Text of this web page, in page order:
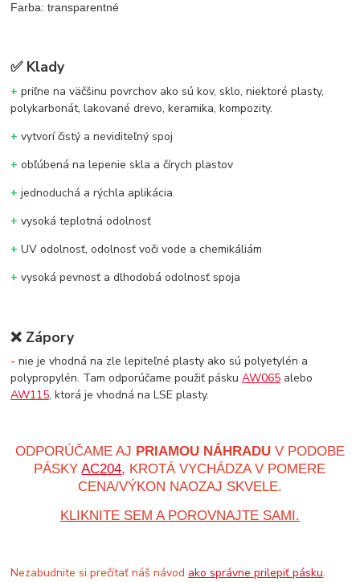
Farba: transparentné
✅ Klady
+ priľne na väčšinu povrchov ako sú kov, sklo, niektoré plasty,
polykarbonát, lakované drevo, keramika, kompozity.
+ vytvorí čistý a neviditeľný spoj
+ obľúbená na lepenie skla a čírych plastov
+ jednoduchá a rýchla aplikácia
+ vysoká teplotná odolnosť
+ UV odolnosť, odolnosť voči vode a chemikáliám
+ vysoká pevnosť a dlhodobá odolnosť spoja
❌ Zápory
- nie je vhodná na zle lepiteľné plasty ako sú polyetylén a
polypropylén. Tam odporúčame použiť páskuAW065 alebo
AW115, ktorá je vhodná na LSE plasty.
ODPORÚČAME AJ PRIAMOU NÁHRADUV PODOBE
PÁSKYAC204, KROTÁ VYCHÁDZA V POMERE
CENA/VÝKON NAOZAJ SKVELE.
KLIKNITE SEM A POROVNAJTE SAMI.
Nezabudnite si prečítať náš návod ako správne prilepiť pásku.